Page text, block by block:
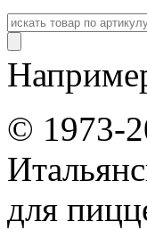
© 1973-
для